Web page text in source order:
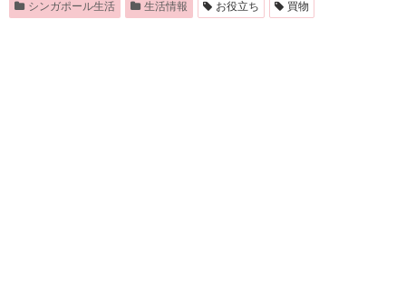
シンガポール生活 生活情報 お役立ち 買物